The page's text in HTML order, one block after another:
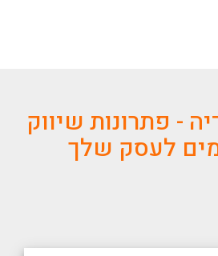
- פתרונות שיווק
לעסק שלך